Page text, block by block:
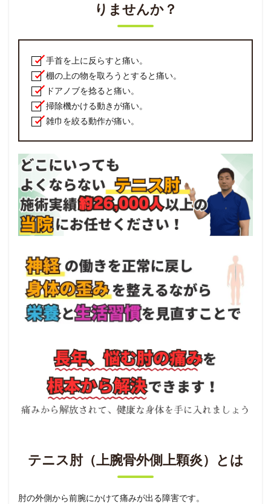
りませんか？
手首を上に反らすと痛い。
棚の上の物を取ろうとすると痛い。
ドアノブを捻ると痛い。
掃除機かける動きが痛い。
雑巾を絞る動作が痛い。
テニス肘（上腕骨外側上顆炎）とは
肘の外側から前腕にかけて痛みが出る障害です。